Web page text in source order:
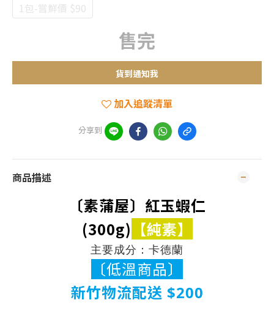
1包-嘗鮮價 $90
售完
貨到通知我
加入追蹤清單
分享到
商品描述
〔素蒲屋〕紅玉蝦仁
(300g) 【純素】
主要成分：卡德蘭
〔低溫商品〕
新竹物流配送 $200